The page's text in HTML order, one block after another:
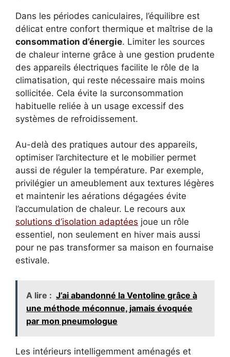
Dans les périodes caniculaires, l’équilibre est
délicat entre confort thermique et maîtrise de la
consommation d’énergie. Limiter les sources
de chaleur interne grâce à une gestion prudente
des appareils électriques facilite le rôle de la
climatisation, qui reste nécessaire mais moins
sollicitée. Cela évite la surconsommation
habituelle reliée à un usage excessif des
systèmes de refroidissement.
Au-delà des pratiques autour des appareils,
optimiser l’architecture et le mobilier permet
aussi de réguler la température. Par exemple,
privilégier un ameublement aux textures légères
et maintenir les aérations dégagées évite
l’accumulation de chaleur. Le recours aux
solutions d’isolation adaptées joue un rôle
essentiel, non seulement en hiver mais aussi
pour ne pas transformer sa maison en fournaise
estivale.
A lire : J’ai abandonné la Ventoline grâce à
une méthode méconnue, jamais évoquée
par mon pneumologue
Les intérieurs intelligemment aménagés et